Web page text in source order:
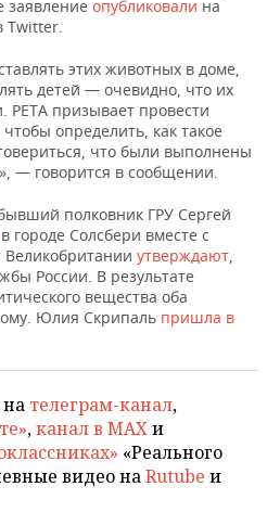
заявление опубликовали на
Twitter.
этих животных в доме,
детей — очевидно, что их
PETA призывает провести
определить, как такое
что были выполнены
— говорится в сообщении.
полковник ГРУ Сергей
в городе Солсбери вместе с
утверждают,
России. В результате
вещества оба
Юлия Скрипаль пришла в
телеграм-канал,
,канал в MAXи
«Реального
видео наRutube и